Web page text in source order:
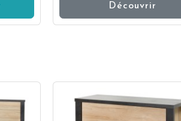
Découvrir